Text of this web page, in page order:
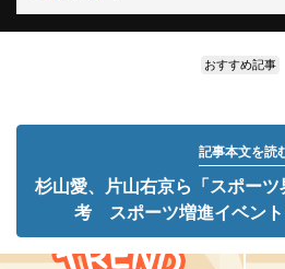
おすすめ記事
記事本文を読
杉山愛、片山右京ら「スポー
考 スポーツ増進イベント